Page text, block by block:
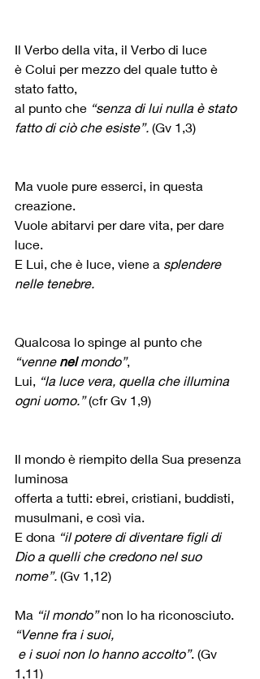
Il Verbo della vita, il Verbo di luce
è Colui per mezzo del quale tutto è
stato fatto,
al punto che “senza di lui nulla è stato
fatto di ciò che esiste”. (Gv 1,3)
Ma vuole pure esserci, in questa
creazione.
Vuole abitarvi per dare vita, per dare
luce.
E Lui, che è luce, viene a splendere
nelle tenebre.
Qualcosa lo spinge al punto che
“venne nel mondo”,
Lui, “la luce vera, quella che illumina
ogni uomo.” (cfr Gv 1,9)
Il mondo è riempito della Sua presenza
luminosa
offerta a tutti: ebrei, cristiani, buddisti,
musulmani, e così via.
E dona “il potere di diventare figli di
Dio a quelli che credono nel suo
nome”. (Gv 1,12)
Ma “il mondo” non lo ha riconosciuto.
“Venne fra i suoi,
e i suoi non lo hanno accolto”. (Gv
1,11)